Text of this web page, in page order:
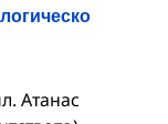
Атанас